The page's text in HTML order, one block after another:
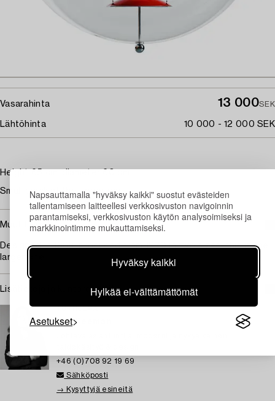
Napsauttamalla "hyväksy kaikki" suostut evästeiden
tallentamiseen laitteellesi verkkosivuston navigoinnin
parantamiseksi, verkkosivuston käytön analysoimiseksi ja
markkinointimme mukauttamiseksi.
Hyväksy kaikki
Hylkää ei-välttämättömät
Asetukset
Vasarahinta 13 000SEK
Lähtöhinta 10 000 - 12 000 SEK
Height 65 cm, diameter 60 cm.
Small crack at the upper part.
Muut tiedot
Designed in 1969, produced from 1970 in two sizes, this is the
larger one.
Lisätietoja ja kuntoraportit
Eva Seeman
+46 (0)708 92 19 69
Sähköposti
→ Kysyttyjä esineitä